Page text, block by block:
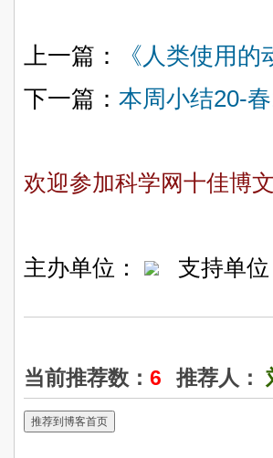
上一篇：
《人类使用
下一篇： 本周小结20-
欢迎参加科学网十佳博
主办单位： 支持单位
当前推荐数： 6 推荐人：
推荐到博客首页